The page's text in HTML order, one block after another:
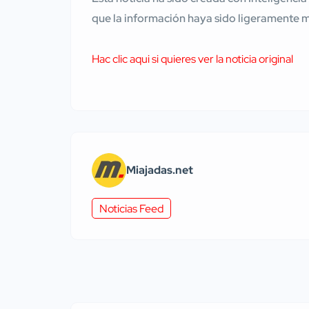
que la información haya sido ligeramente
Hac clic aqui si quieres ver la noticia original
Miajadas.net
Noticias Feed